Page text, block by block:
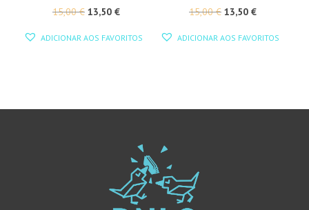
15,00€ O
13,50 €O
ADICIONAR AOS FAVORITOS
15,00€ O
13,50 €O
ADICIONAR AOS FAVORITOS